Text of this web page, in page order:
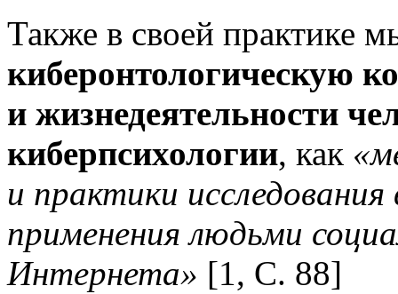
Также в своей практике
киберонтологическую
и жизнедеятельности
киберпсихологии, как
и практики
применения людьми
Интернета» [1, С. 88]